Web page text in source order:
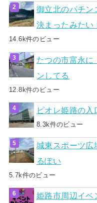
御立北のパチン
決まったみたい
14.6k件のビュー
たつの市富永
ンしてる
12.8k件のビュー
ピオレ姫路の
8.3k件のビュー
城東スポーツ広
るぽい
5.7k件のビュー
姫路市周辺イベ